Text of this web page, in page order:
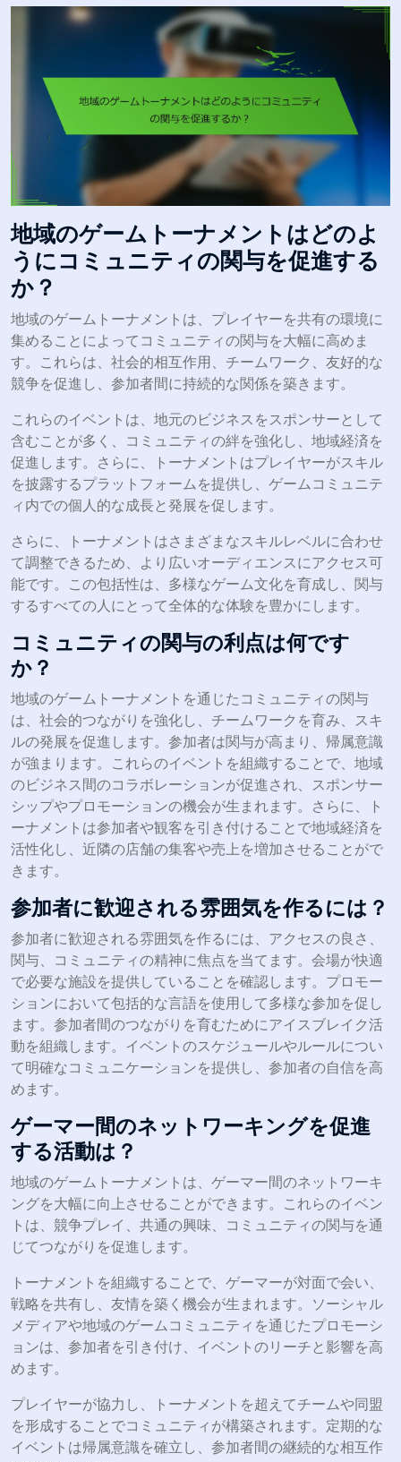
地域のゲームトーナメントはどのよ
うにコミュニティの関与を促進する
か？
地域のゲームトーナメントは、プレイヤーを共有の環境に
集めることによってコミュニティの関与を大幅に高めま
す。これらは、社会的相互作用、チームワーク、友好的な
競争を促進し、参加者間に持続的な関係を築きます。
これらのイベントは、地元のビジネスをスポンサーとして
含むことが多く、コミュニティの絆を強化し、地域経済を
促進します。さらに、トーナメントはプレイヤーがスキル
を披露するプラットフォームを提供し、ゲームコミュニテ
ィ内での個人的な成長と発展を促します。
さらに、トーナメントはさまざまなスキルレベルに合わせ
て調整できるため、より広いオーディエンスにアクセス可
能です。この包括性は、多様なゲーム文化を育成し、関与
するすべての人にとって全体的な体験を豊かにします。
コミュニティの関与の利点は何です
か？
地域のゲームトーナメントを通じたコミュニティの関与
は、社会的つながりを強化し、チームワークを育み、スキ
ルの発展を促進します。参加者は関与が高まり、帰属意識
が強まります。これらのイベントを組織することで、地域
のビジネス間のコラボレーションが促進され、スポンサー
シップやプロモーションの機会が生まれます。さらに、ト
ーナメントは参加者や観客を引き付けることで地域経済を
活性化し、近隣の店舗の集客や売上を増加させることがで
きます。
参加者に歓迎される雰囲気を作るには？
参加者に歓迎される雰囲気を作るには、アクセスの良さ、
関与、コミュニティの精神に焦点を当てます。会場が快適
で必要な施設を提供していることを確認します。プロモー
ションにおいて包括的な言語を使用して多様な参加を促し
ます。参加者間のつながりを育むためにアイスブレイク活
動を組織します。イベントのスケジュールやルールについ
て明確なコミュニケーションを提供し、参加者の自信を高
めます。
ゲーマー間のネットワーキングを促進
する活動は？
地域のゲームトーナメントは、ゲーマー間のネットワーキ
ングを大幅に向上させることができます。これらのイベン
トは、競争プレイ、共通の興味、コミュニティの関与を通
じてつながりを促進します。
トーナメントを組織することで、ゲーマーが対面で会い、
戦略を共有し、友情を築く機会が生まれます。ソーシャル
メディアや地域のゲームコミュニティを通じたプロモーシ
ョンは、参加者を引き付け、イベントのリーチと影響を高
めます。
プレイヤーが協力し、トーナメントを超えてチームや同盟
を形成することでコミュニティが構築されます。定期的な
イベントは帰属意識を確立し、参加者間の継続的な相互作